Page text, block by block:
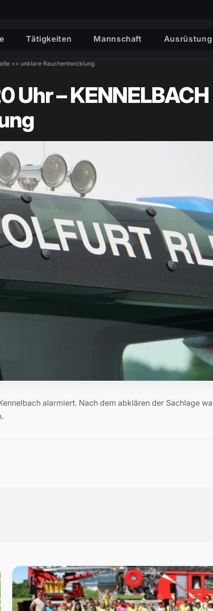
Tätigkeiten Mannschaft Ausrüstung
>> unklare Rauchentwicklung
Uhr –
alarmiert. Nach dem abklären der Sachlage